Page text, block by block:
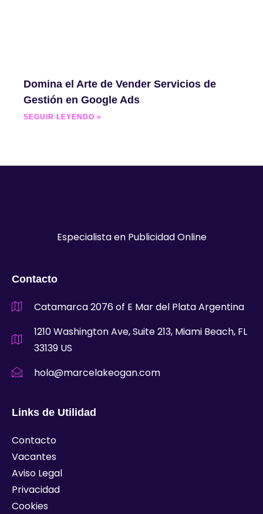
Domina el Arte de Vender Servicios de
Gestión en Google Ads
SEGUIR LEYENDO »
Especialista en Publicidad Online
Contacto
Catamarca 2076 of E Mar del Plata Argentina
1210 Washington Ave, Suite 213, Miami Beach, FL
33139 US
hola@marcelakeogan.com
Links de Utilidad
Contacto
Vacantes
Aviso Legal
Privacidad
Cookies